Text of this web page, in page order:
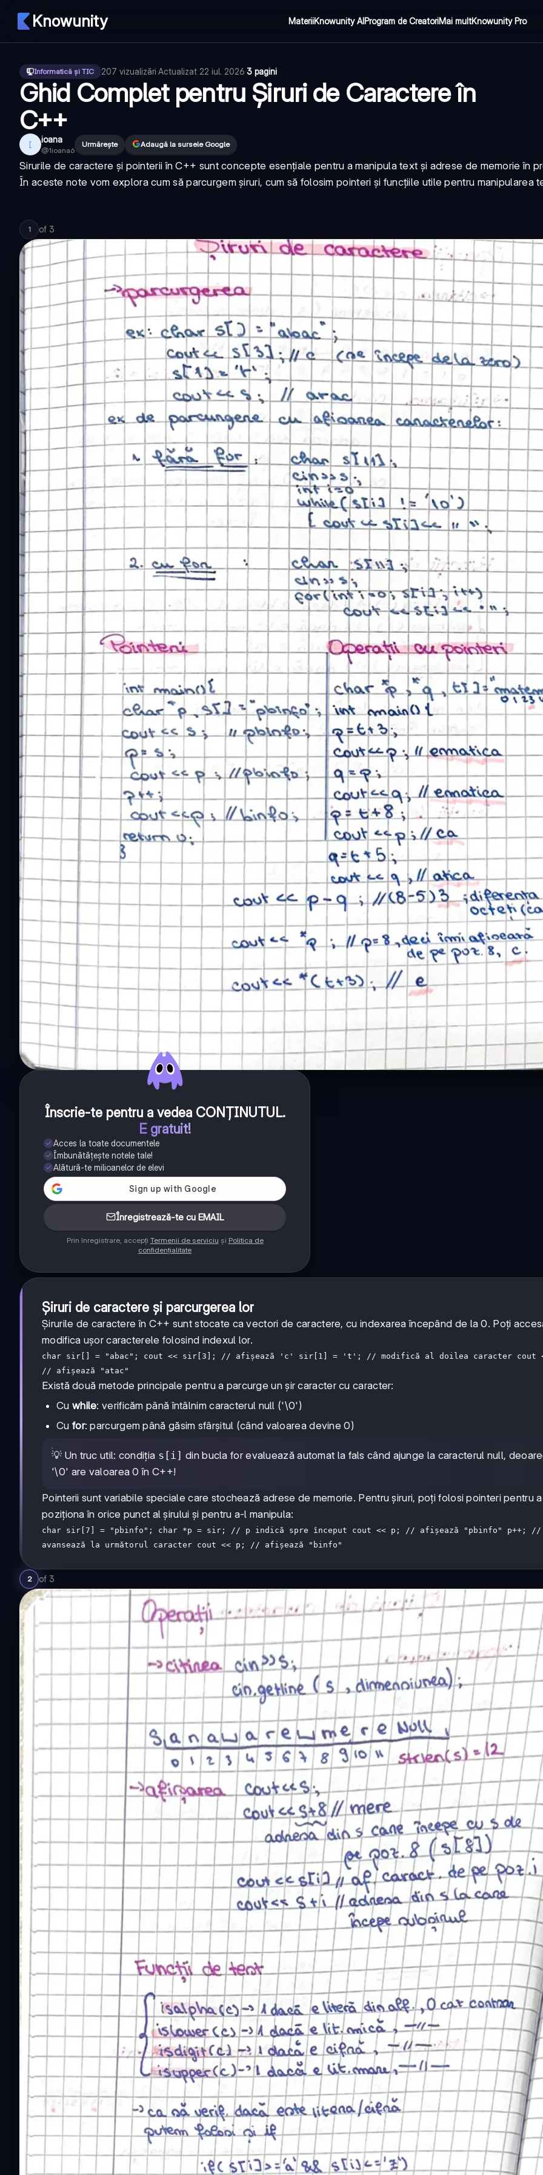
Knowunity MateriiKnowunity AIProgram de CreatoriMai multKnowunity Pro
Informatică și TIC 207 vizualizări·Actualizat 22 iul. 2026·3 pagini
Ghid Complet pentru Șiruri de Caractere în
C++
I ioana
@1ioana6
Urmărește Adaugă la sursele Google
Sirurile de caractere și pointerii în C++ sunt concepte esențiale pentru a manipula text și adrese de memorie în
În aceste note vom explora cum să parcurgem șiruri, cum să folosim pointeri și funcțiile utile pentru manipularea
1 of 3
Înscrie-te pentru a vedea CONȚINUTUL.
E gratuit!
Acces la toate documentele
Îmbunătățește notele tale!
Alătură-te milioanelor de elevi
Înregistrează-te cu EMAIL
Prin înregistrare, accepți Termenii de serviciu și Politica de
confidențialitate
Șiruri de caractere și parcurgerea lor
Șirurile de caractere în C++ sunt stocate ca vectori de caractere, cu indexarea începând de la 0. Poți
modifica ușor caracterele folosind indexul lor.
char sir[] = "abac"; cout << sir[3]; // afișează 'c' sir[1] = 't'; // modifică al doilea caracter cout
// afișează "atac"
Există două metode principale pentru a parcurge un șir caracter cu caracter:
Cu while: verificăm până întâlnim caracterul null ('\0')
Cu for: parcurgem până găsim sfârșitul (când valoarea devine 0)
💡 Un truc util: condiția s[i] din bucla for evaluează automat la fals când ajunge la caracterul null,
'\0' are valoarea 0 în C++!
Pointerii sunt variabile speciale care stochează adrese de memorie. Pentru șiruri, poți folosi pointeri pentru
poziționa în orice punct al șirului și pentru a-l manipula:
char sir[7] = "pbinfo"; char *p = sir; // p indică spre început cout << p; // afișează "pbinfo" p++; //
avansează la următorul caracter cout << p; // afișează "binfo"
2 of 3